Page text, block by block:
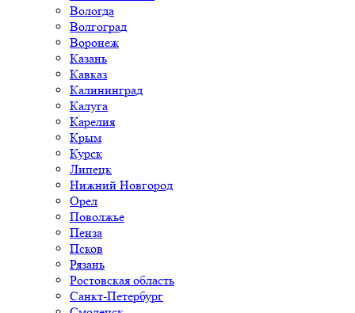
Вологда
Волгоград
Воронеж
Казань
Кавказ
Калининград
Калуга
Карелия
Крым
Курск
Липецк
Нижний Новгород
Орел
Поволжье
Пенза
Псков
Рязань
Ростовская область
Санкт-Петербург